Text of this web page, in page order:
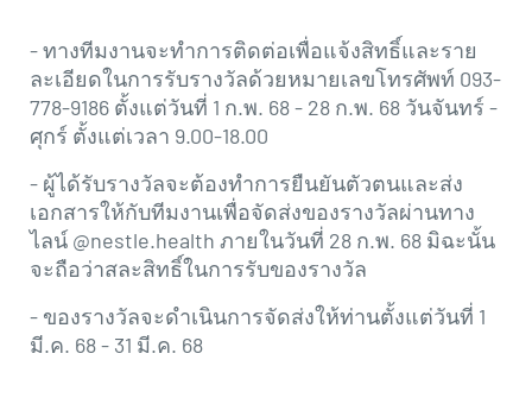
- ทางทีมงานจะทำการติดต่อเพื่อแจ้งสิทธิ์และราย
ละเอียดในการรับรางวัลด้วยหมายเลขโทรศัพท์ 093-
778-9186 ตั้งแต่วันที่ 1 ก.พ. 68 - 28 ก.พ. 68 วันจันทร์ -
ศุกร์ ตั้งแต่เวลา 9.00-18.00
- ผู้ได้รับรางวัลจะต้องทำการยืนยันตัวตนและส่ง
เอกสารให้กับทีมงานเพื่อจัดส่งของรางวัลผ่านทาง
ไลน์ @nestle.health ภายในวันที่ 28 ก.พ. 68 มิฉะนั้น
จะถือว่าสละสิทธิ์ในการรับของรางวัล
- ของรางวัลจะดำเนินการจัดส่งให้ท่านตั้งแต่วันที่ 1
มี.ค. 68 - 31 มี.ค. 68